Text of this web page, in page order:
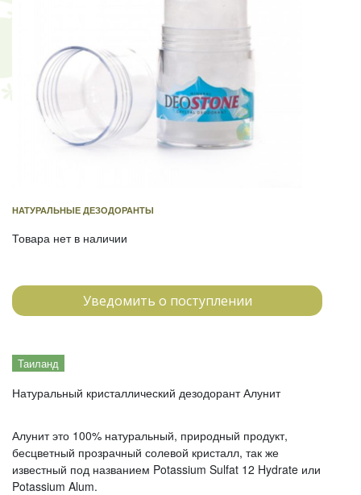
НАТУРАЛЬНЫЕ ДЕЗОДОРАНТЫ
Товара нет в наличии
Уведомить о поступлении
Таиланд
Натуральный кристаллический дезодорант Алунит
Алунит это 100% натуральный, природный продукт,
бесцветный прозрачный солевой кристалл, так же
известный под названием Potassium Sulfat 12 Hydrate или
Potassium Alum.